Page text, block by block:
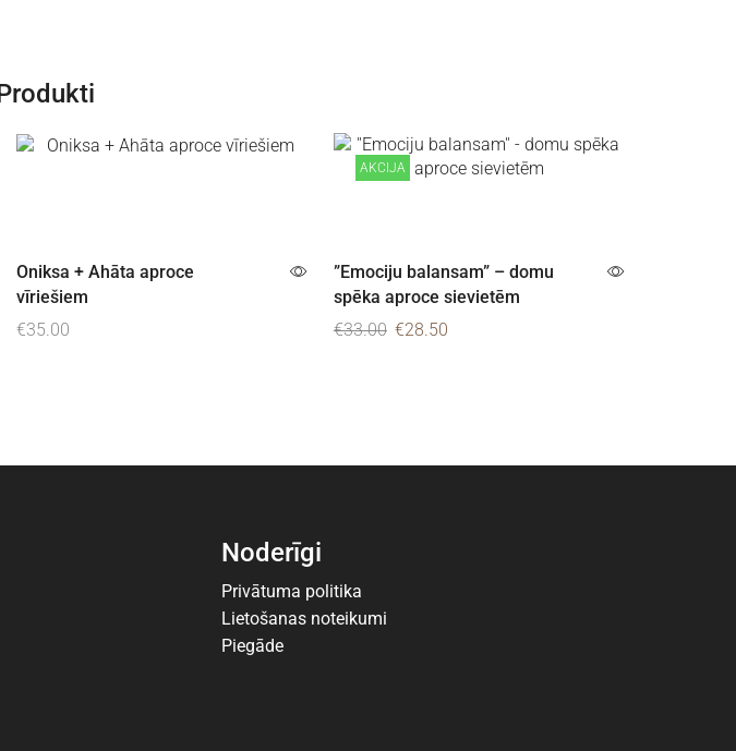
Oniksa + Ahāta aproce
vīriešiem
€35.00
AKCIJA
”Emociju balansam” – domu
spēka aproce sievietēm
€33.00 €28.50
Noderīgi
Privātuma politika
Lietošanas noteikumi
Piegāde